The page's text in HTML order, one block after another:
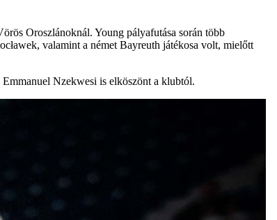
Oroszlánoknál. Young pályafutása során több
valamint a német Bayreuth játékosa volt, mielőtt
Nzekwesi is elköszönt a klubtól.